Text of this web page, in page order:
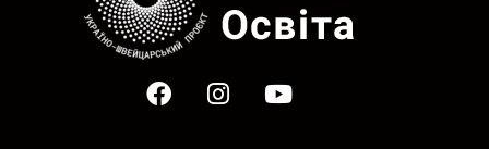
FacebookInstagram
Youtube